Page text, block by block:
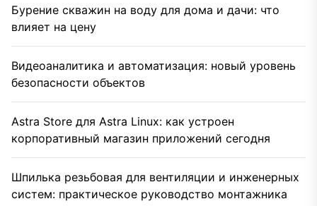
Бурение скважин на воду для дома и дачи: что
влияет на цену
Видеоаналитика и автоматизация: новый уровень
безопасности объектов
Astra Store для Astra Linux: как устроен
корпоративный магазин приложений сегодня
Шпилька резьбовая для вентиляции и инженерных
систем: практическое руководство монтажника